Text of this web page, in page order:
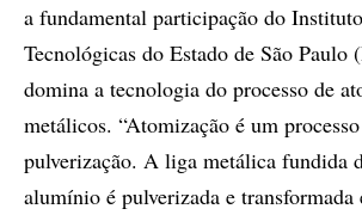
a fundamental participação do
Tecnológicas do Estado de São Paulo
domina a tecnologia do processo de
metálicos. “Atomização é um
pulverização. A liga metálica fundida
alumínio é pulverizada e transformada